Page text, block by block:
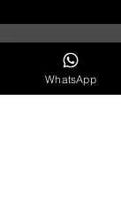
WhatsApp